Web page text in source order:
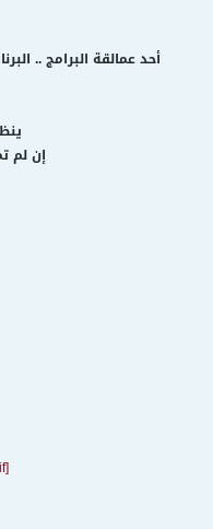
أحد عمالقة البرامج ..
إن لم
[img=http://img58.imageshack.us/img58/116/hereax4.gif]